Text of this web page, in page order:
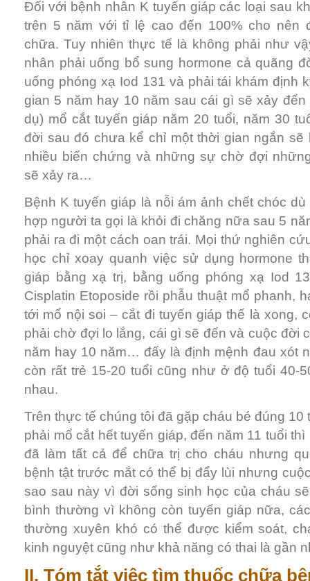
Đối với bệnh nhân K tuyến giáp các loại sau
trên 5 năm với tỉ lệ cao đến 100% cho nên
chữa. Tuy nhiên thực tế là không phải như
nhân phải uống bổ sung hormone cả quãng
uống phóng xạ Iod 131 và phải tái khám định
gian 5 năm hay 10 năm sau cái gì sẽ xảy
dụ) mổ cắt tuyến giáp năm 20 tuổi, năm 30
đời sau đó chưa kể chỉ một thời gian ngắn sẽ
nhiều biến chứng và những sự chờ đợi
sẽ xảy ra…
Bệnh K tuyến giáp là nỗi ám ảnh chết chóc
hợp người ta gọi là khỏi đi chăng nữa sau 5
phải ra đi một cách oan trái. Mọi thứ nghiên
học chỉ xoay quanh việc sử dụng hormone
giáp bằng xạ trị, bằng uống phóng xạ Iod
Cisplatin Etoposide rồi phẫu thuật mổ phanh,
tới mổ nội soi – cắt đi tuyến giáp thế là xong,
phải chờ đợi lo lắng, cái gì sẽ đến và cuộc đời
năm hay 10 năm… đấy là định mệnh đau xót
còn rất trẻ 15-20 tuổi cũng như ở độ tuổi 40-
nhau.
Trên thực tế chúng tôi đã gặp cháu bé đúng 10
phải mổ cắt hết tuyến giáp, đến năm 11 tuổi
đã làm tất cả để chữa trị cho cháu nhưng
bệnh tật trước mắt có thể bị đẩy lùi nhưng
sao sau này vì đời sống sinh học của cháu
bình thường vì không còn tuyến giáp nữa,
thường xuyên khó có thể được kiểm soát,
kinh nguyệt cũng như khả năng có thai là gần
II. Tóm tắt việc tìm thuốc chữa